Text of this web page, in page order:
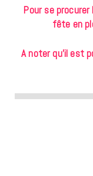
Pour se
fête en
A noter qu’il est